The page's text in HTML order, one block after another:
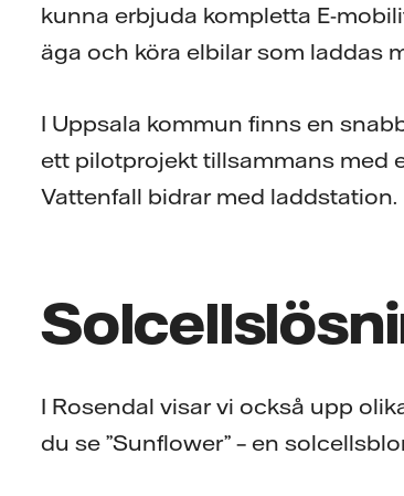
kunna erbjuda kompletta E-
äga och köra elbilar som laddas
I Uppsala kommun finns en
ett pilotprojekt tillsammans med
Vattenfall bidrar med laddstation.
I Rosendal visar vi också upp
du se ”Sunflower” – en